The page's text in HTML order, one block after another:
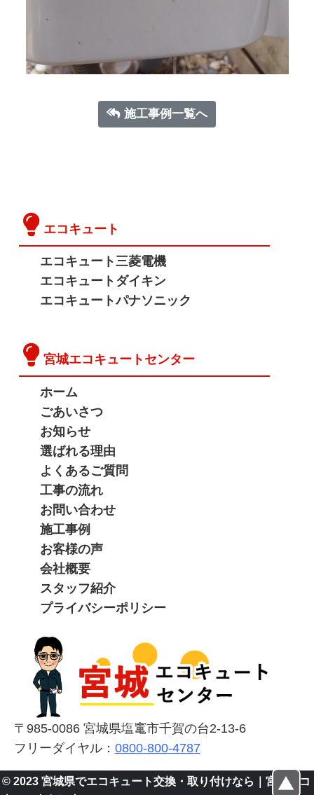
施工事例一覧へ
〒985-0086 宮城県塩竃市千賀の台2-13-6
フリーダイヤル： 0800-800-4787
宮城エコキュートセンター
ホーム
ごあいさつ
お知らせ
選ばれる理由
よくあるご質問
工事の流れ
お問い合わせ
施工事例
お客様の声
会社概要
スタッフ紹介
プライバシーポリシー
エコキュート
エコキュート三菱電機
エコキュートダイキン
エコキュートパナソニック
© 2023 宮城県でエコキュート交換・取り付けなら｜宮城エコ